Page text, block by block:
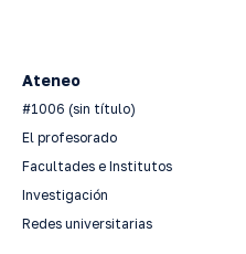
Ateneo
#1006 (sin título)
El profesorado
Facultades e Institutos
Investigación
Redes universitarias